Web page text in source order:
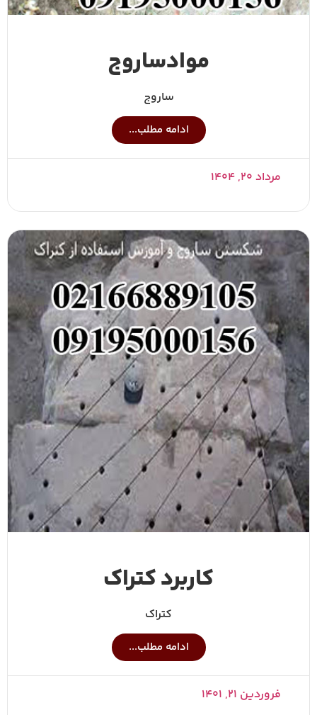
موادساروج
ساروج
ادامه مطلب...
مرداد ۲۰, ۱۴۰۴
کاربرد کتراک
کتراک
ادامه مطلب...
فروردین ۲۱, ۱۴۰۱